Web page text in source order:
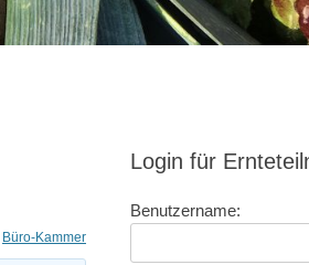
Büro-Kammer
Login für
Benutzername: